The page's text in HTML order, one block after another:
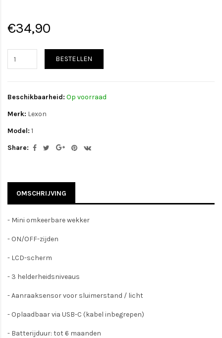
€34,90
BESTELLEN
Beschikbaarheid: Op voorraad
Merk: Lexon
Model: 1
Share:
OMSCHRIJVING
- Mini omkeerbare wekker
- ON/OFF-zijden
- LCD-scherm
- 3 helderheidsniveaus
- Aanraaksensor voor sluimerstand / licht
- Oplaadbaar via USB-C (kabel inbegrepen)
- Batterijduur: tot 6 maanden